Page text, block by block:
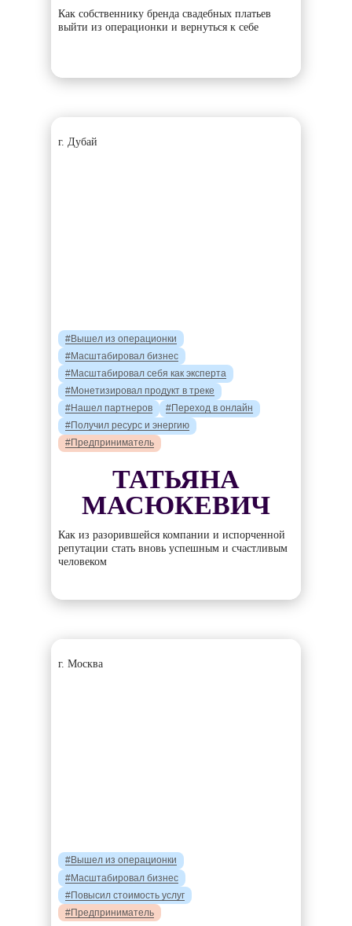
Как собственнику бренда свадебных платьев
выйти из операционки и вернуться к себе
г. Дубай
#Вышел из операционки
#Масштабировал бизнес
#Масштабировал себя как эксперта
#Монетизировал продукт в треке
#Нашел партнеров
#Переход в онлайн
#Получил ресурс и энергию
#Предприниматель
ТАТЬЯНА
МАСЮКЕВИЧ
Как из разорившейся компании и испорченной
репутации стать вновь успешным и счастливым
человеком
г. Москва
#Вышел из операционки
#Масштабировал бизнес
#Повысил стоимость услуг
#Предприниматель